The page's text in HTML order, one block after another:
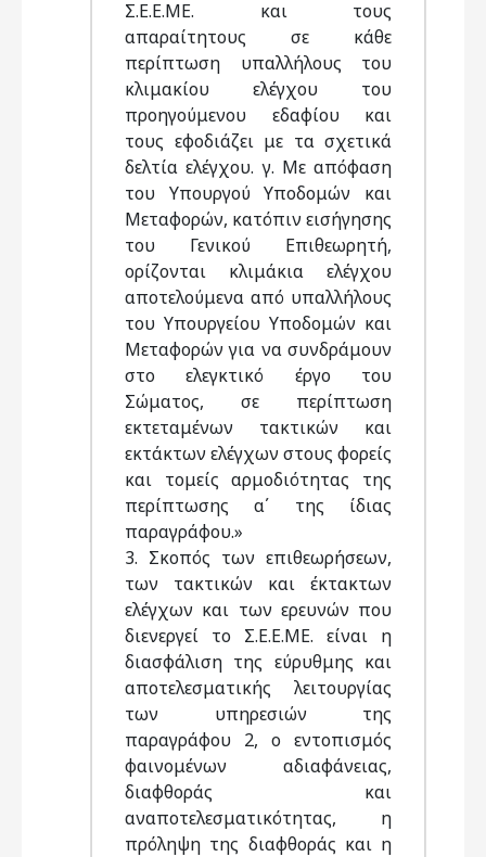
Σ.Ε.Ε.ΜΕ. και τους
απαραίτητους σε κάθε
περίπτωση υπαλλήλους του
κλιμακίου ελέγχου του
προηγούμενου εδαφίου και
τους εφοδιάζει με τα σχετικά
δελτία ελέγχου. γ. Με απόφαση
του Υπουργού Υποδομών και
Μεταφορών, κατόπιν εισήγησης
του Γενικού Επιθεωρητή,
ορίζονται κλιμάκια ελέγχου
αποτελούμενα από υπαλλήλους
του Υπουργείου Υποδομών και
Μεταφορών για να συνδράμουν
στο ελεγκτικό έργο του
Σώματος, σε περίπτωση
εκτεταμένων τακτικών και
εκτάκτων ελέγχων στους φορείς
και τομείς αρμοδιότητας της
περίπτωσης α΄ της ίδιας
παραγράφου.»
3. Σκοπός των επιθεωρήσεων,
των τακτικών και έκτακτων
ελέγχων και των ερευνών που
διενεργεί το Σ.Ε.Ε.ΜΕ. είναι η
διασφάλιση της εύρυθμης και
αποτελεσματικής λειτουργίας
των υπηρεσιών της
παραγράφου 2, ο εντοπισμός
φαινομένων αδιαφάνειας,
διαφθοράς και
αναποτελεσματικότητας, η
πρόληψη της διαφθοράς και η